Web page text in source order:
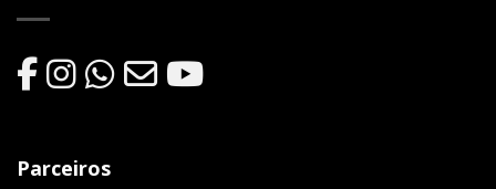
Parceiros